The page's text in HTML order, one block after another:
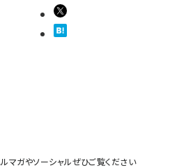
マガやソーシャルぜひご覧ください